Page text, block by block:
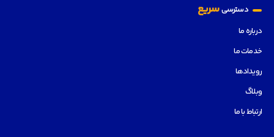
دسترسیسریع
درباره ما
خدمات ما
رویدادها
وبلاگ
ارتباط با ما